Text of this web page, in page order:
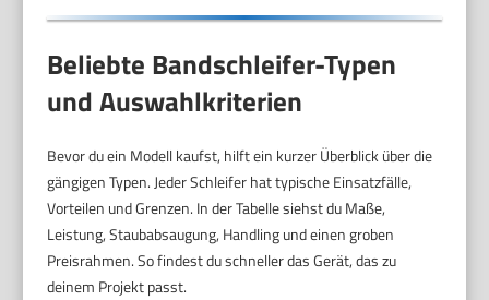
Beliebte Bandschleifer-Typen
und Auswahlkriterien
Bevor du ein Modell kaufst, hilft ein kurzer Überblick über die
gängigen Typen. Jeder Schleifer hat typische Einsatzfälle,
Vorteilen und Grenzen. In der Tabelle siehst du Maße,
Leistung, Staubabsaugung, Handling und einen groben
Preisrahmen. So findest du schneller das Gerät, das zu
deinem Projekt passt.